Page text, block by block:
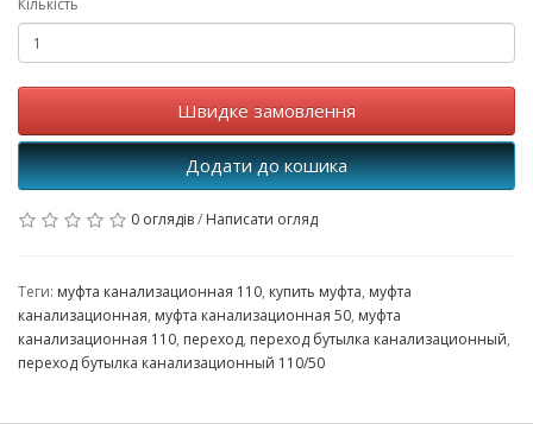
Кількість
Швидке замовлення
Додати до кошика
0 оглядів/ Написати огляд
Теги: муфта канализационная 110, купить муфта, муфта
канализационная, муфта канализационная 50, муфта
канализационная 110, переход, переход бутылка канализационный,
переход бутылка канализационный 110/50